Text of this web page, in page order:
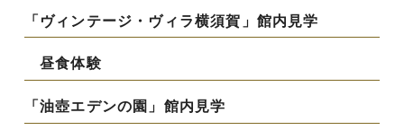
「ヴィンテージ・ヴィラ横須賀」館内見学
昼食体験
「油壺エデンの園」館内見学